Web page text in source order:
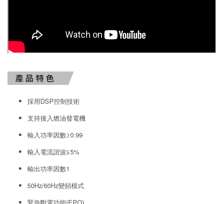
採用DSP控制技術
支持接入燃油發電機
輸入功率因數≥0.99
輸入電流諧波≦5%
輸出功率因數1
50Hz/60Hz變頻模式